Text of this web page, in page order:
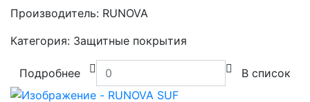
Производитель: RUNOVA
Категория: Защитные покрытия
Подробнее В список